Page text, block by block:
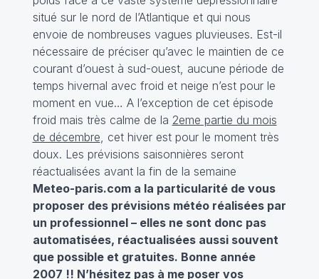
situé sur le nord de l’Atlantique et qui nous
envoie de nombreuses vagues pluvieuses. Est-il
nécessaire de préciser qu’avec le maintien de ce
courant d’ouest à sud-ouest, aucune période de
temps hivernal avec froid et neige n’est pour le
moment en vue… A l’exception de cet épisode
froid mais très calme de la 2eme partie du mois
de décembre, cet hiver est pour le moment très
doux. Les prévisions saisonnières seront
réactualisées avant la fin de la semaine
Meteo-paris.com a la particularité de vous
proposer des prévisions météo réalisées par
un professionnel – elles ne sont donc pas
automatisées, réactualisées aussi souvent
que possible et gratuites. Bonne année
2007 !! N’hésitez pas à me poser vos